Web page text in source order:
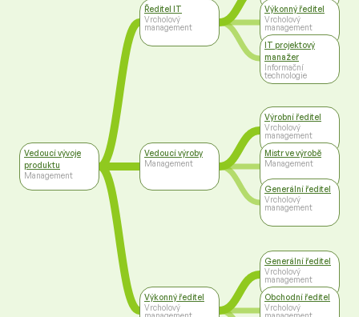
Vedoucí vývoje
produktu
Management
Ředitel IT
Vrcholový
management
Vedoucí výroby
Management
Výkonný ředitel
Vrcholový
Výkonný ředitel
Vrcholový
management
IT projektový
manažer
Informační
technologie
Výrobní ředitel
Vrcholový
management
Mistr ve výrobě
Management
Generální ředitel
Vrcholový
management
Generální ředitel
Vrcholový
management
Obchodní ředitel
Vrcholový